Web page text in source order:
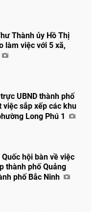
Thành ủy Hồ Thị
làm việc với 5 xã,
UBND thành phố
việc sắp xếp các khu
Long Phú 1
hội bàn về việc
thành phố Quảng
phố Bắc Ninh